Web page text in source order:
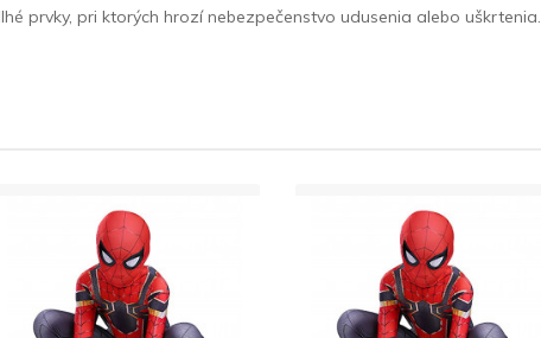
prvky, pri ktorých hrozí nebezpečenstvo udusenia alebo uškrtenia.